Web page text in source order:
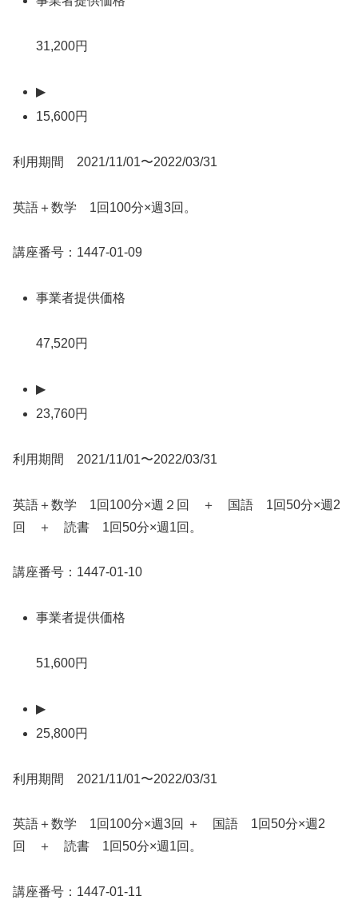
31,200円
▶
15,600円
利用期間 2021/11/01〜2022/03/31
英語＋数学 1回100分×週3回。
講座番号：1447-01-09
事業者提供価格
47,520円
▶
23,760円
利用期間 2021/11/01〜2022/03/31
英語＋数学 1回100分×週２回 ＋ 国語 1回50分×週2
回 ＋ 読書 1回50分×週1回。
講座番号：1447-01-10
事業者提供価格
51,600円
▶
25,800円
利用期間 2021/11/01〜2022/03/31
英語＋数学 1回100分×週3回 ＋ 国語 1回50分×週2
回 ＋ 読書 1回50分×週1回。
講座番号：1447-01-11